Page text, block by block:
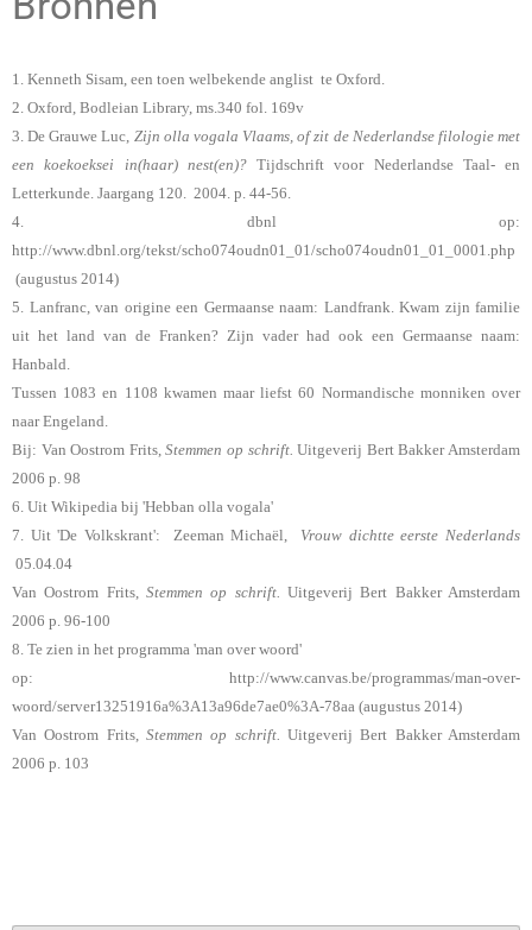
1. Kenneth Sisam, een toen welbekende anglist te Oxford.
2. Oxford, Bodleian Library, ms.340 fol. 169v
3. De Grauwe Luc, Zijn olla vogala Vlaams, of zit de Nederlandse filologie met
een koekoeksei in(haar) nest(en)?Tijdschrift voor Nederlandse Taal‐ en
Letterkunde. Jaargang 120. 2004. p. 44‐56.
4. dbnl op:
http://www.dbnl.org/tekst/scho074oudn01_01/scho074oudn01_01_0001.php
(augustus 2014)
5. Lanfranc, van origine een Germaanse naam: Landfrank. Kwam zijn familie
uit het land van de Franken? Zijn vader had ook een Germaanse naam:
Hanbald.
Tussen 1083 en 1108 kwamen maar liefst 60 Normandische monniken over
naar Engeland.
Bij: Van Oostrom Frits,Stemmen op schrift. Uitgeverij Bert Bakker Amsterdam
2006 p. 98
6. Uit Wikipedia bij 'Hebban olla vogala'
7. Uit 'De Volkskrant': Zeeman Michaël, Vrouw dichtte eerste Nederlands
05.04.04
Van Oostrom Frits, Stemmen op schrift. Uitgeverij Bert Bakker Amsterdam
2006 p. 96-100
8. Te zien in het programma 'man over woord'
op: http://www.canvas.be/programmas/man-over-
woord/server13251916a%3A13a96de7ae0%3A-78aa (augustus 2014)
Van Oostrom Frits, Stemmen op schrift. Uitgeverij Bert Bakker Amsterdam
2006 p. 103